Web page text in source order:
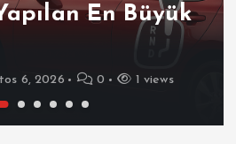
En Büyük
6, 2026 0 1 views